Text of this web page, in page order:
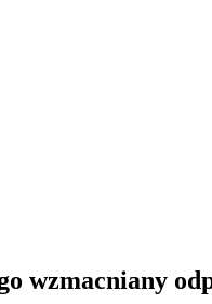
wzmacniany